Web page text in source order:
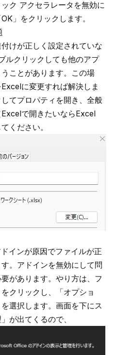
ク アクセラレータを無効に
」をクリックします。
けが正しく設定されていな
ルクリックしても他のアプ
ことがあります。この場
に変更すれば解決しま
てプロパティを開き、全般
で開きたいならExcel
ください。
インが原因でファイルが正
。アドインを無効にして問
があります。やり方は、フ
クリックし、「オプショ
選択します。画面を下にス
が出てくるので、